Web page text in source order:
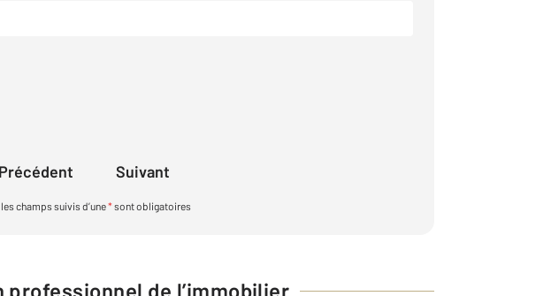
Précédent Suivant
champs suivis d’une*sont obligatoires
de l’immobilier